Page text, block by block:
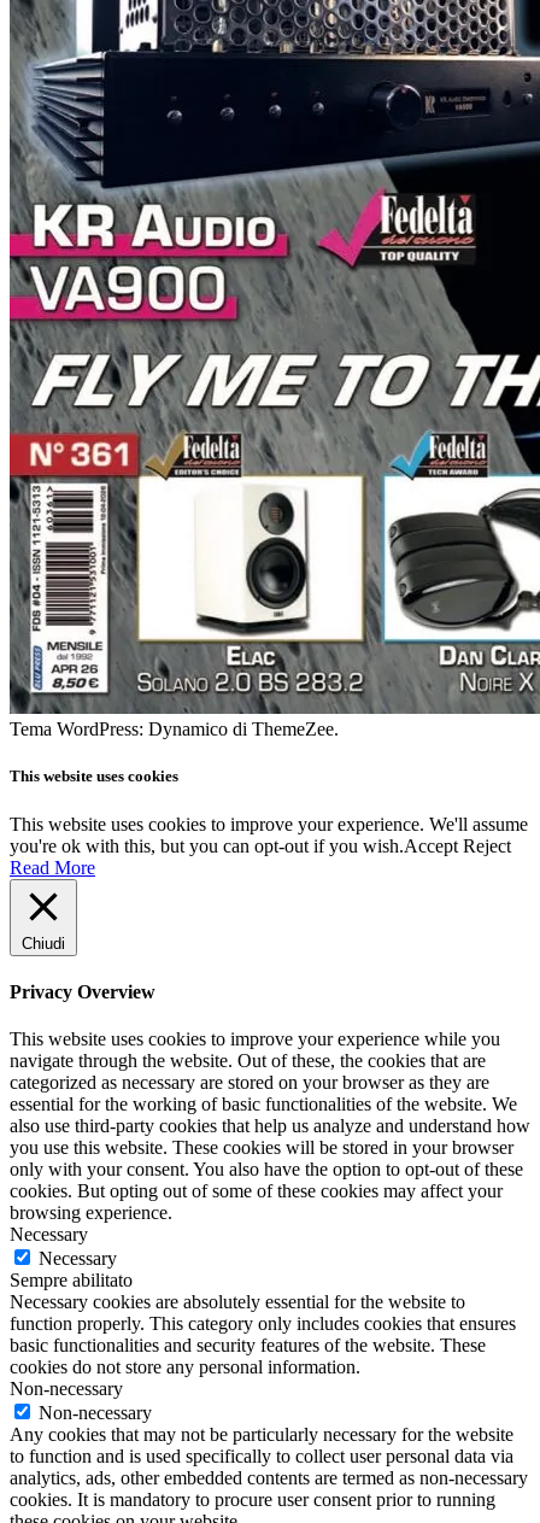
Tema WordPress: Dynamico di ThemeZee.
This website uses cookies
This website uses cookies to improve your experience. We'll assume
you're ok with this, but you can opt-out if you wish.Accept Reject
Read More
Chiudi
Privacy Overview
This website uses cookies to improve your experience while you
navigate through the website. Out of these, the cookies that are
categorized as necessary are stored on your browser as they are
essential for the working of basic functionalities of the website. We
also use third-party cookies that help us analyze and understand how
you use this website. These cookies will be stored in your browser
only with your consent. You also have the option to opt-out of these
cookies. But opting out of some of these cookies may affect your
browsing experience.
Necessary
Necessary
Sempre abilitato
Necessary cookies are absolutely essential for the website to
function properly. This category only includes cookies that ensures
basic functionalities and security features of the website. These
cookies do not store any personal information.
Non-necessary
Non-necessary
Any cookies that may not be particularly necessary for the website
to function and is used specifically to collect user personal data via
analytics, ads, other embedded contents are termed as non-necessary
cookies. It is mandatory to procure user consent prior to running